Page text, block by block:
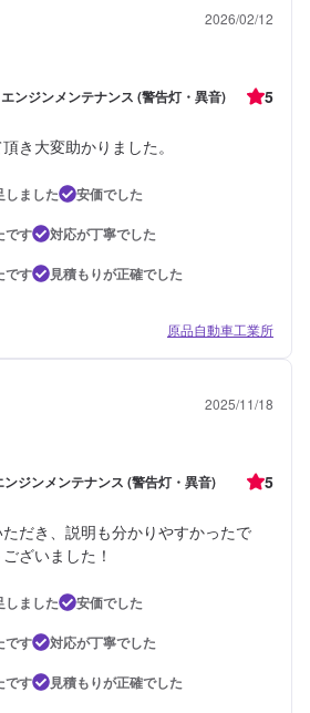
2026/02/12
ンジンメンテナンス (警告灯・異音) 5
き大変助かりました。
しました
安価でした
です
対応が丁寧でした
です
見積もりが正確でした
原品自動車工業所
2025/11/18
ジンメンテナンス (警告灯・異音) 5
だき、説明も分かりやすかったで
ざいました！
しました
安価でした
です
対応が丁寧でした
です
見積もりが正確でした